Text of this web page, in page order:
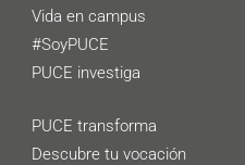
Vida en campus
#SoyPUCE
PUCE investiga
PUCE transforma
Descubre tu vocación